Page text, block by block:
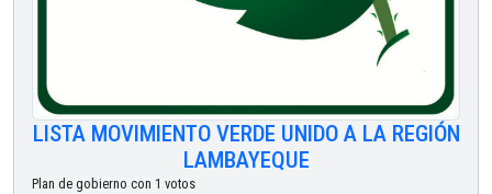
LISTA MOVIMIENTO VERDE UNIDO A LA REGIÓN
LAMBAYEQUE
Plan de gobierno con 1 votos